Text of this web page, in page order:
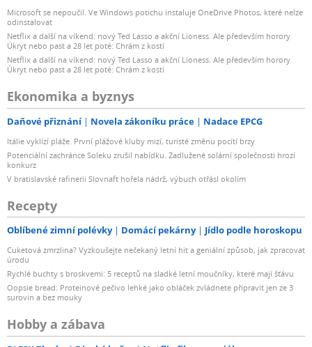
Microsoft se nepoučil. Ve Windows potichu instaluje OneDrive Photos, které nelze
odinstalovat
Netflix a další na víkend: nový Ted Lasso a akční Lioness. Ale především horory
Úkryt nebo past a 28 let poté: Chrám z kostí
Netflix a další na víkend: nový Ted Lasso a akční Lioness. Ale především horory
Úkryt nebo past a 28 let poté: Chrám z kostí
Ekonomika a byznys
Daňové přiznání Novela zákoníku práce Nadace EPCG
Itálie vyklízí pláže. První plážové kluby mizí, turisté změnu pocítí brzy
Potenciální zachránce Soleku zrušil nabídku. Zadlužené solární společnosti hrozí
konkurz
V bratislavské rafinerii Slovnaft hořela nádrž, výbuch otřásl okolím
Recepty
Oblíbené zimní polévky Domácí pekárny Jídlo podle horoskopu
Cuketová zmrzlina? Vyzkoušejte nečekaný letní hit a geniální způsob, jak zpracovat
úrodu
Rychlé buchty s broskvemi: 5 receptů na sladké letní moučníky, které mají šťávu
Oopsie bread: Proteinové pečivo lehké jako obláček zvládnete připravit jen ze 3
surovin a bez mouky
Hobby a zábava